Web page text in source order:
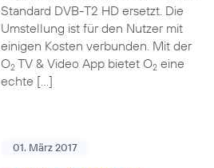
Standard DVB-T2 HD ersetzt. Die
Umstellung ist für den Nutzer mit
einigen Kosten verbunden. Mit der
O2TV & Video App bietet O2eine
echte […]
01. März 2017